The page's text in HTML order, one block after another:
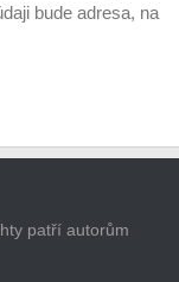
bude adresa, na
patří autorům